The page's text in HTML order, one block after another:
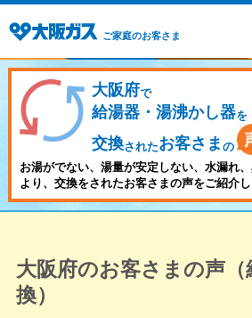
ご家庭のお客さま
大阪府で
給湯器・湯沸かし器を
交換されたお客さま の
お湯がでない、湯量が安定しない、水漏れ
より、交換をされたお客さまの声をご紹介し
大阪府のお客さまの声（
換）